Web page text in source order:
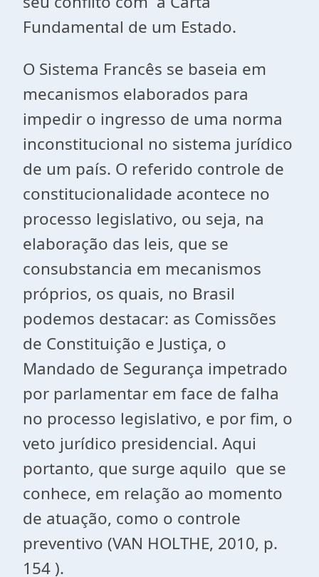
Fundamental de um Estado.
O Sistema Francês se baseia em
mecanismos elaborados para
impedir o ingresso de uma norma
inconstitucional no sistema jurídico
de um país. O referido controle de
constitucionalidade acontece no
processo legislativo, ou seja, na
elaboração das leis, que se
consubstancia em mecanismos
próprios, os quais, no Brasil
podemos destacar: as Comissões
de Constituição e Justiça, o
Mandado de Segurança impetrado
por parlamentar em face de falha
no processo legislativo, e por fim, o
veto jurídico presidencial. Aqui
portanto, que surge aquilo que se
conhece, em relação ao momento
de atuação, como o controle
preventivo (VAN HOLTHE, 2010, p.
154 ).